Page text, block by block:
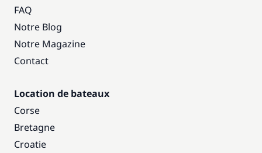
FAQ
Notre Blog
Notre Magazine
Contact
Location de bateaux
Corse
Bretagne
Croatie